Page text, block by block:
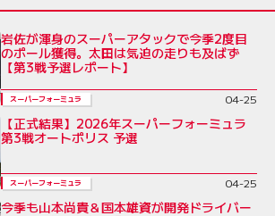
岩佐が渾身のスーパーアタックで今季2度目
のポール獲得。太田は気迫の走りも及ばず
【第3戦予選レポート】
スーパーフォーミュラ 04-25
【正式結果】2026年スーパーフォーミュラ
第3戦オートポリス 予選
スーパーフォーミュラ 04-25
今季も山本尚貴＆国本雄資が開発ドライバー